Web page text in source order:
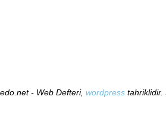
- Web Defteri, wordpresstahriklidir.